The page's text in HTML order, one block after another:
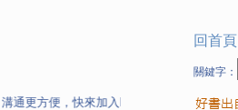
溝通更方便，快來加入Line 與 Wechat ~
回首頁
關鍵字：